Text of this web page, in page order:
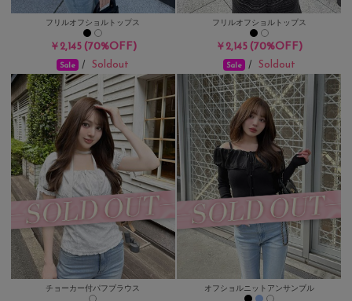
フリルオフショルトップス
￥2,145(70%OFF)
フリルオフショルトップス
￥2,145(70%OFF)
Sale /Soldout
チョーカー付パフブラウス
Sale / Soldout
オフショルニットアンサンブル